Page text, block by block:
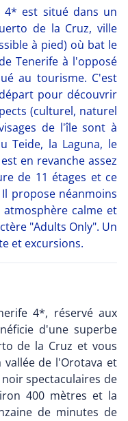
4* est situé dans un
de la Cruz, ville
à pied) où bat le
Tenerife à l'opposé
au tourisme. C'est
pour découvrir
(culturel, naturel
de l'île sont à
Teide, la Laguna, le
en revanche assez
de 11 étages et ce
propose néanmoins
calme et
"Adults Only". Un
et excursions.
4*, réservé aux
d'une superbe
de la Cruz et vous
de l'Orotava et
spectaculaires de
400 mètres et la
de minutes de